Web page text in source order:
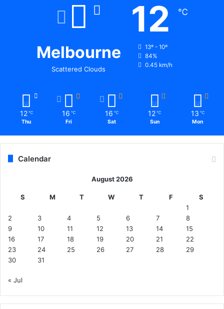
Melbourne
Scattered Clouds
12 ℃
13º - 10º
84%
0.45 km/h
12 ℃
Thu
16 ℃
Fri
16 ℃
Sat
12 ℃
Sun
13 ℃
Mon
Calendar
August 2026
S M T W T F
S
1
2
3 4 5 6 7
8
9
10 11 12 13 14
15
16
17 18 19 20 21
22
23
24 25 26 27 28
29
30
31
« Jul